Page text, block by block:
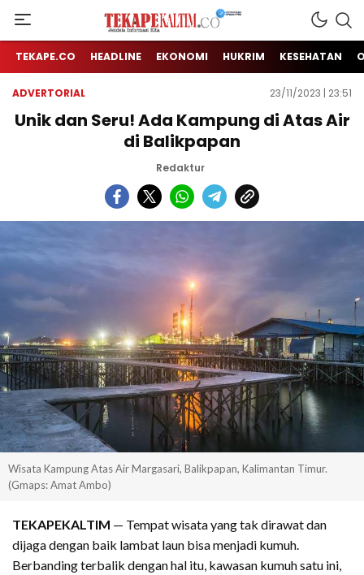
TEKAPE KALTIM
Jendela Informasi Kita
TEKAPE.CO HEADLINE EKONOMI HUKRIM KESEHATAN
ADVERTORIAL 23/11/2023 | 23:51
Unik dan Seru! Ada Kampung di Atas Air
di Balikpapan
Redaktur
Wisata Kampung Atas Air Margasari, Balikpapan, Kalimantan Timur.
(Gmaps: Amat Ambo)
TEKAPEKALTIM — Tempat wisata yang tak dirawat dan
dijaga dengan baik lambat laun bisa menjadi kumuh.
Berbanding terbalik dengan hal itu, kawasan kumuh satu ini,